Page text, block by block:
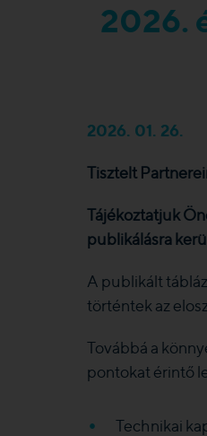
2026.
2026. 01. 26.
Tisztelt
Tájékoztatjuk
publikálásra
A publikált
történtek az
Továbbá a
pontokat érintő
Technikai